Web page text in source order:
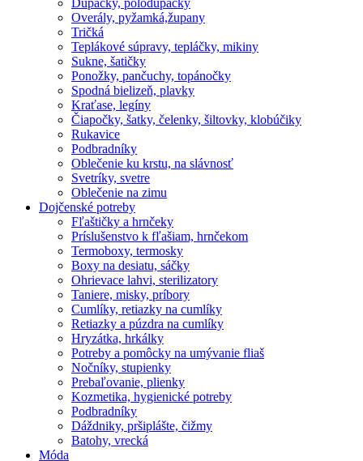
Overály, pyžamká,župany
Tričká
Teplákové súpravy, tepláčky, mikiny
Sukne, šatičky
Ponožky, pančuchy, topánočky
Spodná bielizeň, plavky
Kraťase, legíny
Čiapočky, šatky, čelenky, šiltovky, klobúčiky
Rukavice
Podbradníky
Oblečenie ku krstu, na slávnosť
Svetríky, svetre
Oblečenie na zimu
Dojčenské potreby
Fľaštičky a hrnčeky
Príslušenstvo k fľašiam, hrnčekom
Termoboxy, termosky
Boxy na desiatu, sáčky
Ohrievace lahvi, sterilizatory
Taniere, misky, príbory
Cumlíky, retiazky na cumlíky
Retiazky a púzdra na cumlíky
Hryzátka, hrkálky
Potreby a pomôcky na umývanie fliaš
Nočníky, stupienky
Prebaľovanie, plienky
Kozmetika, hygienické potreby
Podbradníky
Dáždniky, pršiplášte, čižmy
Batohy, vrecká
Móda